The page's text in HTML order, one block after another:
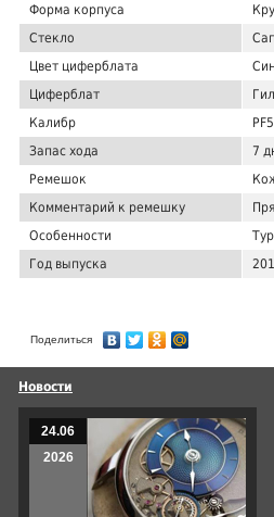
Форма корпуса
Стекло
Цвет циферблата
Циферблат
Калибр
Запас хода
7
Ремешок
Комментарий к ремешку
Особенности
Год выпуска
Поделиться
Новости
24.06
2026